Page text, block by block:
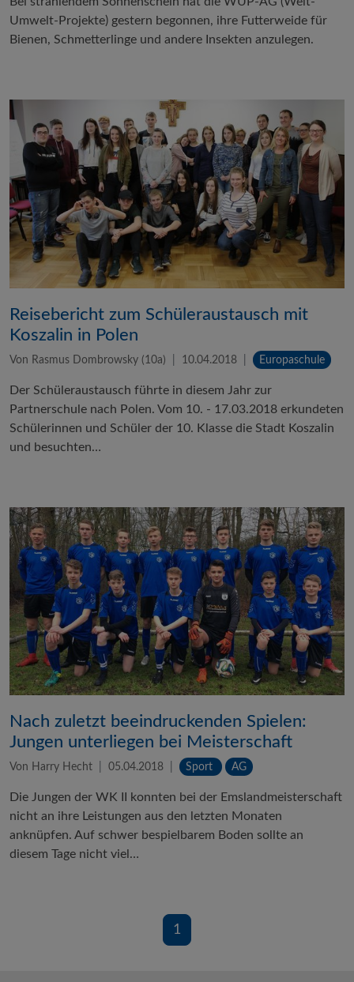
Umwelt-Projekte) gestern begonnen, ihre Futterweide für
Bienen, Schmetterlinge und andere Insekten anzulegen.
Reisebericht zum Schüleraustausch mit
Koszalin in Polen
Von Rasmus Dombrowsky (10a) 10.04.2018 Europaschule
Der Schüleraustausch führte in diesem Jahr zur
Partnerschule nach Polen. Vom 10. - 17.03.2018 erkundeten
Schülerinnen und Schüler der 10. Klasse die Stadt Koszalin
und besuchten…
Nach zuletzt beeindruckenden Spielen:
Jungen unterliegen bei Meisterschaft
Von Harry Hecht 05.04.2018 Sport AG
Die Jungen der WK II konnten bei der Emslandmeisterschaft
nicht an ihre Leistungen aus den letzten Monaten
anknüpfen. Auf schwer bespielbarem Boden sollte an
diesem Tage nicht viel…
1